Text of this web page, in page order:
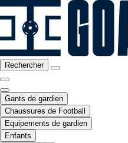
Rechercher
Gants de gardien
Chaussures de Football
Equipements de gardien
Enfants